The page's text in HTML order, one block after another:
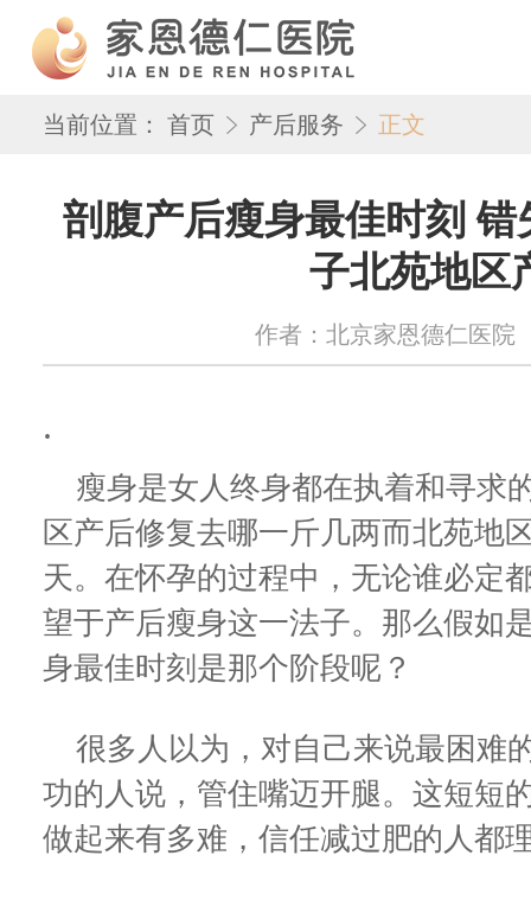
当前位置： 首页 产后服务 正文
剖腹产后瘦身最佳时刻
子北苑地区
作者：北京家恩德仁医院
.
瘦身是女人终身都在执着和寻求
区产后修复去哪一斤几两而北苑地
天。在怀孕的过程中，无论谁必定
望于产后瘦身这一法子。那么假如
身最佳时刻是那个阶段呢？
很多人以为，对自己来说最困难
功的人说，管住嘴迈开腿。这短短
做起来有多难，信任减过肥的人都